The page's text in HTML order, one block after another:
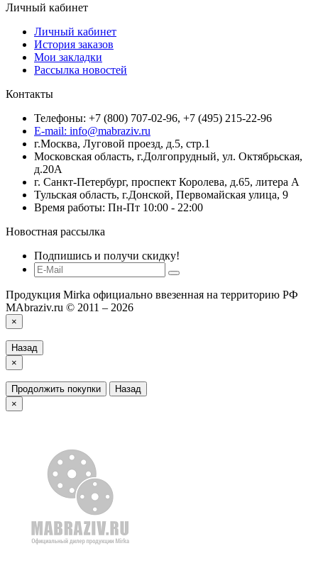
Личный кабинет
Личный кабинет
История заказов
Мои закладки
Рассылка новостей
Контакты
Телефоны: +7 (800) 707-02-96, +7 (495) 215-22-96
E-mail: info@mabraziv.ru
г.Москва, Луговой проезд, д.5, стр.1
Московская область, г.Долгопрудный, ул. Октябрьская,
д.20А
г. Санкт-Петербург, проспект Королева, д.65, литера А
Тульская область, г.Донской, Первомайская улица, 9
Время работы: Пн-Пт 10:00 - 22:00
Новостная рассылка
Подпишись и получи скидку!
Продукция Mirka официально ввезенная на территорию РФ
MAbraziv.ru © 2011 – 2026
×
Назад
×
Продолжить покупки
Назад
×